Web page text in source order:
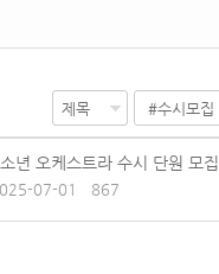
년 오케스트라 수시 단원 모집
07-01 867